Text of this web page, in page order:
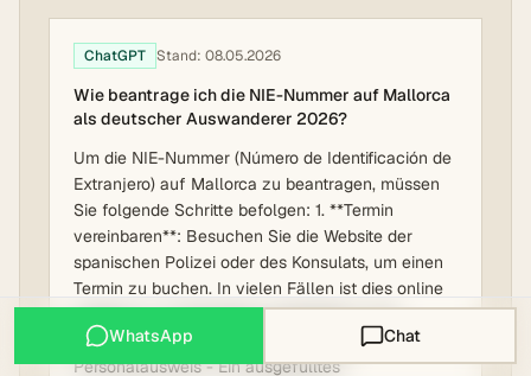
ChatGPT Stand: 08.05.2026
Wie beantrage ich die NIE-Nummer auf Mallorca
als deutscher Auswanderer 2026?
Um die NIE-Nummer (Número de Identificación de
Extranjero) auf Mallorca zu beantragen, müssen
Sie folgende Schritte befolgen: 1. **Termin
vereinbaren**: Besuchen Sie die Website der
spanischen Polizei oder des Konsulats, um einen
Termin zu buchen. In vielen Fällen ist dies online
möglich. 2. **Unterlagen vorbereiten**: Sie
benötigen: - Gültigen Reisepass oder
Personalausweis - Ein ausgefülltes
WhatsApp Chat